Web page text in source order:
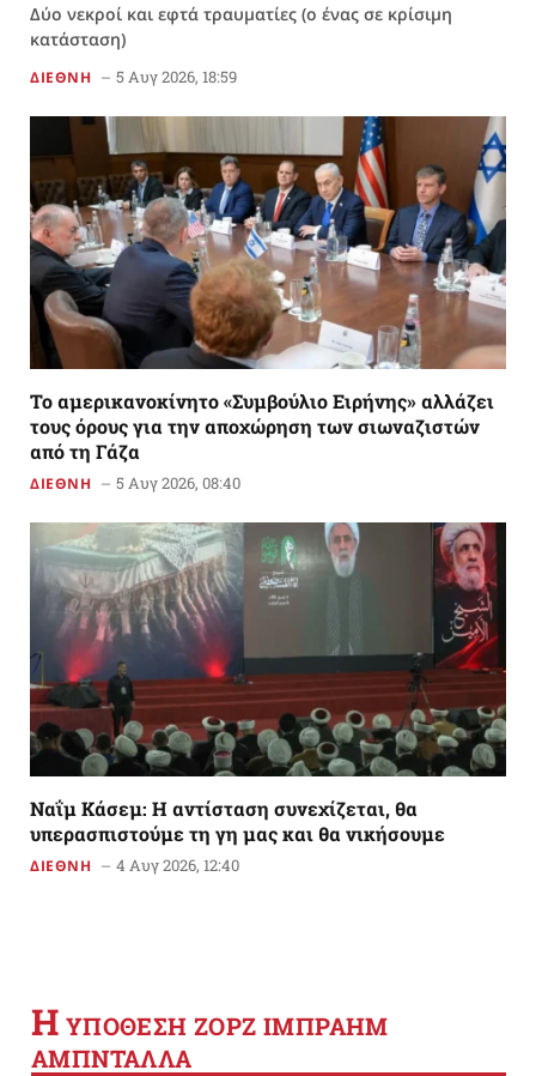
Δύο νεκροί και εφτά τραυματίες (ο ένας σε κρίσιμη
κατάσταση)
ΔΙΕΘΝΗ 5 Αυγ 2026, 18:59
Το αμερικανoκίνητο «Συμβούλιο Ειρήνης» αλλάζει
τους όρους για την αποχώρηση των σιωναζιστών
από τη Γάζα
ΔΙΕΘΝΗ 5 Αυγ 2026, 08:40
Ναΐμ Κάσεμ: Η αντίσταση συνεχίζεται, θα
υπερασπιστούμε τη γη μας και θα νικήσουμε
ΔΙΕΘΝΗ 4 Αυγ 2026, 12:40
Η YΠΟΘΕΣΗ ΖΟΡΖ ΙΜΠΡΑΗΜ
ΑΜΠΝΤΑΛΛΑ